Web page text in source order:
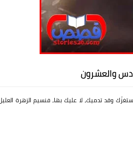
والعشرون
وقد تدميك، لا عليك بها، فنسيم الزهرة